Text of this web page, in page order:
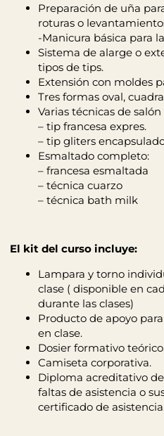
Preparación de uña
roturas o
-Manicura básica para
Sistema de alarge o
tipos de tips.
Extensión con moldes
Tres formas oval,
Varias técnicas de salón
– tip francesa expres.
– tip gliters
Esmaltado completo:
– francesa esmaltada
– técnica cuarzo
– técnica bath milk
El kit del curso incluye:
Lampara y torno
clase ( disponible en
durante las clases)
Producto de apoyo
en clase.
Dosier formativo
Camiseta corporativa.
Diploma acreditativo
faltas de asistencia o
certificado de asistencia.